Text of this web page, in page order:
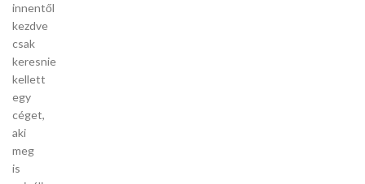
innentől
kezdve
csak
keresnie
kellett
egy
céget,
aki
meg
is